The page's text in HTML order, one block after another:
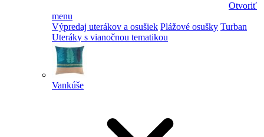
Otvoriť
menu
Výpredaj uterákov a osušiek Plážové osušky Turban
Uteráky s vianočnou tematikou
Vankúše